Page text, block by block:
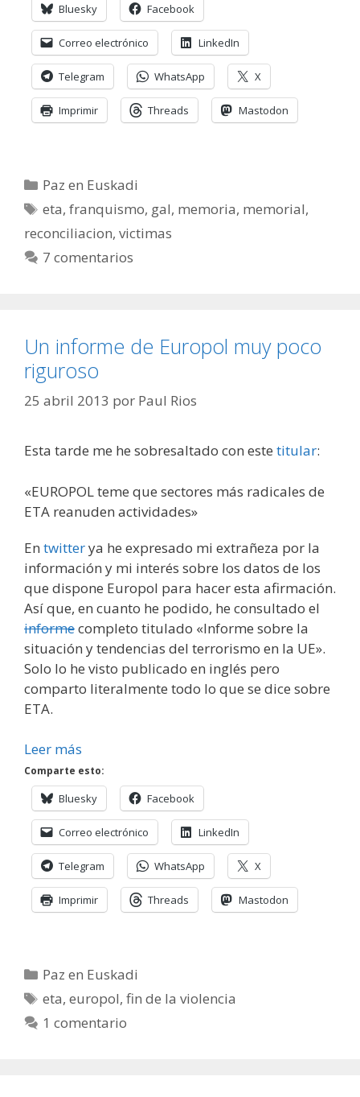
Bluesky Facebook
Correo electrónico LinkedIn
Telegram WhatsApp X
Imprimir Threads Mastodon
Categorías
Paz en Euskadi
Etiquetas
eta,franquismo, gal, memoria, memorial,
reconciliacion, victimas
7 comentarios
Un informe de Europol muy poco
riguroso
25 abril 2013 por Paul Rios
Esta tarde me he sobresaltado con este titular:
«EUROPOL teme que sectores más radicales de
ETA reanuden actividades»
En twitterya he expresado mi extrañeza por la
información y mi interés sobre los datos de los
que dispone Europol para hacer esta afirmación.
Así que, en cuanto he podido, he consultado el
informecompleto titulado «Informe sobre la
situación y tendencias del terrorismo en la UE».
Solo lo he visto publicado en inglés pero
comparto literalmente todo lo que se dice sobre
ETA.
Leer más
Comparte esto:
Bluesky Facebook
Correo electrónico LinkedIn
Telegram WhatsApp X
Imprimir Threads Mastodon
Categorías
Paz en Euskadi
Etiquetas
eta,europol,fin de la violencia
1 comentario